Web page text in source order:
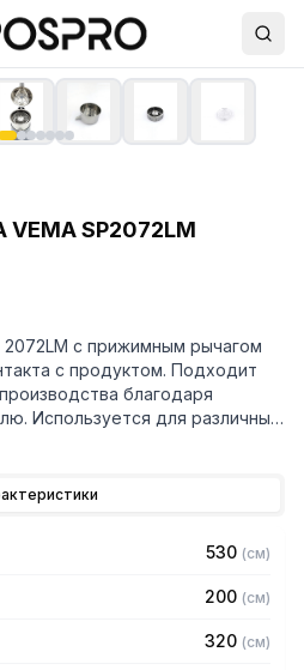
SP2072LM
2072LM с прижимным рычагом
с продуктом. Подходит
благодаря
Используется для различных
в обслуживании и управлении
цвета без углов и
съемная
530 (см)
200 (см)
320 (см)